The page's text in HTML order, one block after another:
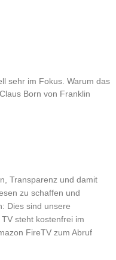
sehr im Fokus. Warum das
Born von Franklin
Transparenz und damit
zu schaffen und
Dies sind unsere
steht kostenfrei im
FireTV zum Abruf